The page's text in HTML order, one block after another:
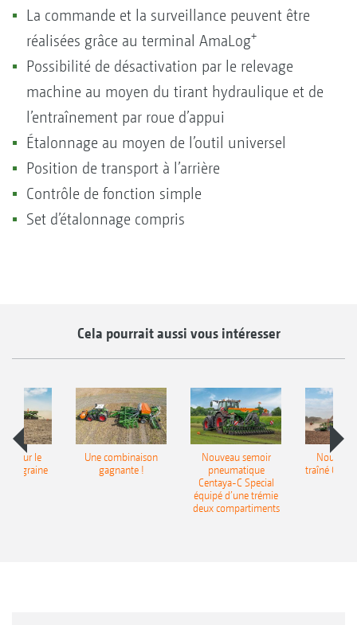
La commande et la surveillance peuvent être
réalisées grâce au terminal AmaLog+
Possibilité de désactivation par le relevage
machine au moyen du tirant hydraulique et de
l’entraînement par roue d’appui
Étalonnage au moyen de l’outil universel
Position de transport à l’arrière
Contrôle de fonction simple
Set d’étalonnage compris
Cela pourrait aussi vous intéresser
pour le
Une combinaison
gagnante !
Nouveau semoir
pneumatique
Centaya-C Special
équipé d’une trémie
deux compartiments
traîné